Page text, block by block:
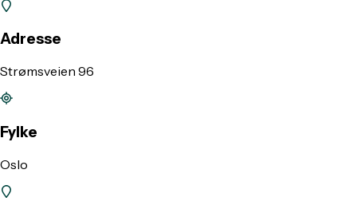
Adresse
Strømsveien 96
Fylke
Oslo